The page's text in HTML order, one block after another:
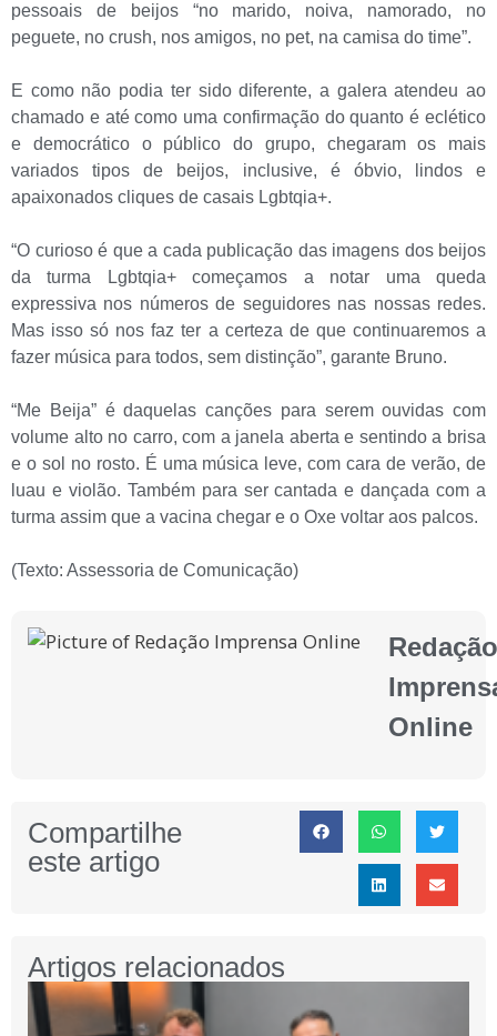
pessoais de beijos “no marido, noiva, namorado, no
peguete, no crush, nos amigos, no pet, na camisa do time”.
E como não podia ter sido diferente, a galera atendeu ao
chamado e até como uma confirmação do quanto é eclético
e democrático o público do grupo, chegaram os mais
variados tipos de beijos, inclusive, é óbvio, lindos e
apaixonados cliques de casais Lgbtqia+.
“O curioso é que a cada publicação das imagens dos beijos
da turma Lgbtqia+ começamos a notar uma queda
expressiva nos números de seguidores nas nossas redes.
Mas isso só nos faz ter a certeza de que continuaremos a
fazer música para todos, sem distinção”, garante Bruno.
“Me Beija” é daquelas canções para serem ouvidas com
volume alto no carro, com a janela aberta e sentindo a brisa
e o sol no rosto. É uma música leve, com cara de verão, de
luau e violão. Também para ser cantada e dançada com a
turma assim que a vacina chegar e o Oxe voltar aos palcos.
(Texto: Assessoria de Comunicação)
Redação
Online
Compartilhe
este artigo
Artigos relacionados